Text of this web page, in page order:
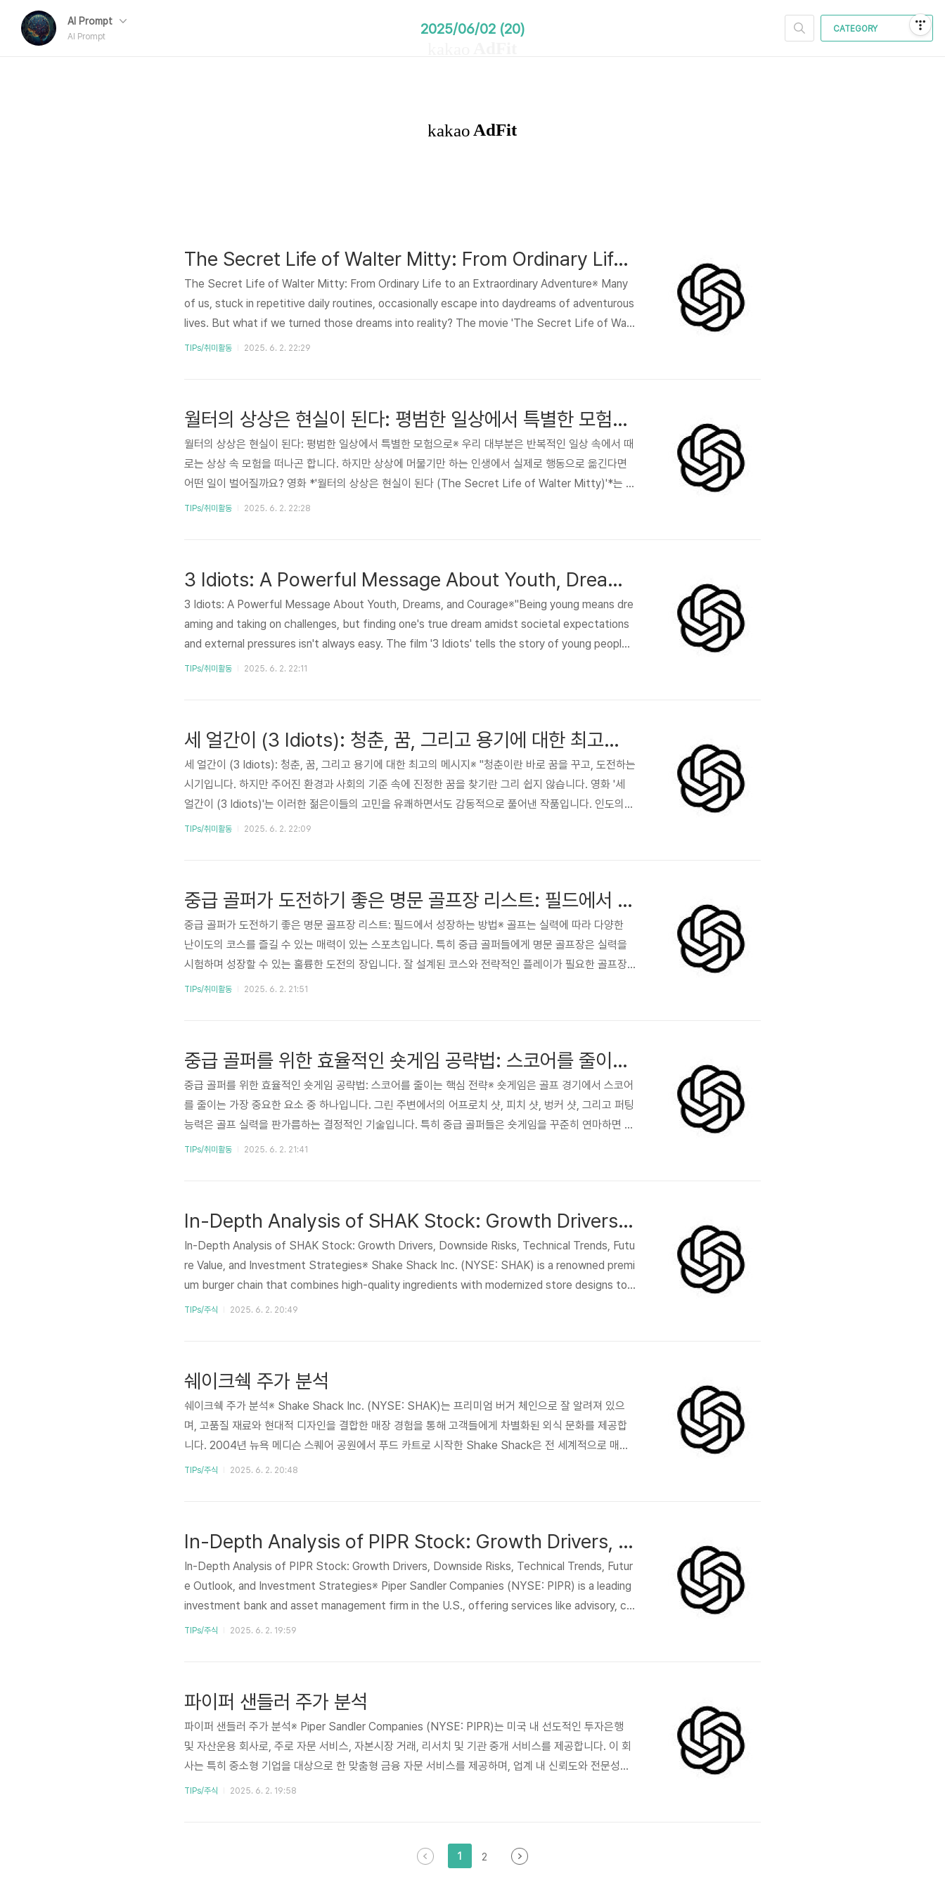
AI Prompt
AI Prompt
CATEGORY
2025/06/02 (20)
The Secret Life of Walter Mitty: From Ordinary Life to an Extraordinary Adventure
The Secret Life of Walter Mitty: From Ordinary Life to an Extraordinary Adventure※ Many
of us, stuck in repetitive daily routines, occasionally escape into daydreams of adventurous
lives. But what if we turned those dreams into reality? The movie 'The Secret Life of Walt
er Mitty' tells the story of Walter Mitty, a man who transforms his ordinary existence into a
TIPs/취미활동 2025. 6. 2. 22:29
월터의 상상은 현실이 된다: 평범한 일상에서 특별한 모험으로
월터의 상상은 현실이 된다: 평범한 일상에서 특별한 모험으로※ 우리 대부분은 반복적인 일상 속에서 때
로는 상상 속 모험을 떠나곤 합니다. 하지만 상상에 머물기만 하는 인생에서 실제로 행동으로 옮긴다면
어떤 일이 벌어질까요? 영화 *'월터의 상상은 현실이 된다 (The Secret Life of Walter Mitty)'*는 평
범한 직장인 월터가 상상 속 모험을 현실로 변화시키는 과정을 통해 삶의 의미를 재발견하는 이야기를
TIPs/취미활동 2025. 6. 2. 22:28
3 Idiots: A Powerful Message About Youth, Dreams, and Courage
3 Idiots: A Powerful Message About Youth, Dreams, and Courage※"Being young means dre
aming and taking on challenges, but finding one's true dream amidst societal expectations
and external pressures isn't always easy. The film '3 Idiots' tells the story of young people
navigating these struggles in a way that is both humorous and deeply moving. Set within In
TIPs/취미활동 2025. 6. 2. 22:11
세 얼간이 (3 Idiots): 청춘, 꿈, 그리고 용기에 대한 최고의 메시지
세 얼간이 (3 Idiots): 청춘, 꿈, 그리고 용기에 대한 최고의 메시지※ "청춘이란 바로 꿈을 꾸고, 도전하는
시기입니다. 하지만 주어진 환경과 사회의 기준 속에 진정한 꿈을 찾기란 그리 쉽지 않습니다. 영화 '세
얼간이 (3 Idiots)'는 이러한 젊은이들의 고민을 유쾌하면서도 감동적으로 풀어낸 작품입니다. 인도의
교육 시스템 안에서 벌어지는 세 친구들의 특별한 모험과 도전을 통해 우리에게 중요한 메시지를 전합니
TIPs/취미활동 2025. 6. 2. 22:09
중급 골퍼가 도전하기 좋은 명문 골프장 리스트: 필드에서 성장하는 방법
중급 골퍼가 도전하기 좋은 명문 골프장 리스트: 필드에서 성장하는 방법※ 골프는 실력에 따라 다양한
난이도의 코스를 즐길 수 있는 매력이 있는 스포츠입니다. 특히 중급 골퍼들에게 명문 골프장은 실력을
시험하며 성장할 수 있는 훌륭한 도전의 장입니다. 잘 설계된 코스와 전략적인 플레이가 필요한 골프장
은 훈련의 결과를 확인할 수 있는 기회를 제공합니다. 이번 글에서는 중급 골퍼들이 도전하기 좋은 국내
이러한 ..
TIPs/취미활동 2025. 6. 2. 21:51
중급 골퍼를 위한 효율적인 숏게임 공략법: 스코어를 줄이는 핵심 전략
중급 골퍼를 위한 효율적인 숏게임 공략법: 스코어를 줄이는 핵심 전략※ 숏게임은 골프 경기에서 스코어
를 줄이는 가장 중요한 요소 중 하나입니다. 그린 주변에서의 어프로치 샷, 피치 샷, 벙커 샷, 그리고 퍼팅
능력은 골프 실력을 판가름하는 결정적인 기술입니다. 특히 중급 골퍼들은 숏게임을 꾸준히 연마하면 단
순한 실력 향상을 넘어 자신감 있는 플레이를 펼칠 수 있습니다. 이번 글에서는 중급 골퍼를 위한 효율적
TIPs/취미활동 2025. 6. 2. 21:41
In-Depth Analysis of SHAK Stock: Growth Drivers, Downside Risks, Technical Trends, Future Value, and Investment Strategies
In-Depth Analysis of SHAK Stock: Growth Drivers, Downside Risks, Technical Trends, Futu
re Value, and Investment Strategies※ Shake Shack Inc. (NYSE: SHAK) is a renowned premi
um burger chain that combines high-quality ingredients with modernized store designs to
offer customers a unique dining experience. Starting as a food cart in New York City's Mad
TIPs/주식 2025. 6. 2. 20:49
쉐이크쉑 주가 분석
쉐이크쉑 주가 분석※ Shake Shack Inc. (NYSE: SHAK)는 프리미엄 버거 체인으로 잘 알려져 있으
며, 고품질 재료와 현대적 디자인을 결합한 매장 경험을 통해 고객들에게 차별화된 외식 문화를 제공합
니다. 2004년 뉴욕 메디슨 스퀘어 공원에서 푸드 카트로 시작한 Shake Shack은 전 세계적으로 매장
을 확장하며 글로벌 브랜드로 성장했습니다.포츠머스적인 운영 확장과 더불어 매출 증가는 Shake Sha
TIPs/주식 2025. 6. 2. 20:48
In-Depth Analysis of PIPR Stock: Growth Drivers, Downside Risks, Technical Trends, Future Outlook, and Investment Strategies
In-Depth Analysis of PIPR Stock: Growth Drivers, Downside Risks, Technical Trends, Futur
e Outlook, and Investment Strategies※ Piper Sandler Companies (NYSE: PIPR) is a leading
investment bank and asset management firm in the U.S., offering services like advisory, ca
pital market transactions, research, and institutional brokerage. The company has carved o
TIPs/주식 2025. 6. 2. 19:59
파이퍼 샌들러 주가 분석
파이퍼 샌들러 주가 분석※ Piper Sandler Companies (NYSE: PIPR)는 미국 내 선도적인 투자은행
및 자산운용 회사로, 주로 자문 서비스, 자본시장 거래, 리서치 및 기관 중개 서비스를 제공합니다. 이 회
사는 특히 중소형 기업을 대상으로 한 맞춤형 금융 자문 서비스를 제공하며, 업계 내 신뢰도와 전문성을
바탕으로 두각을 나타내고 있습니다.PIPR은 글로벌 시장과 달리 미국 시장에 집중하는 전략을 통해 안
할 부분입니다.본 글에서는 PIPR의 주가 상승을 이끄는 요인과 하락 리스크, ..
TIPs/주식 2025. 6. 2. 19:58
1 2